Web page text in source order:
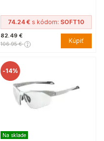
74.24 € s kódom: SOFT10
82.49 €
106.95 € Kúpiť
-14%
Na sklade